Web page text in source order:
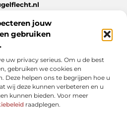
jouw
gebruiken
uw privacy serieus. Om u de best
gebruiken we cookies en
Deze helpen ons te begrijpen hoe u
wij deze kunnen verbeteren en u
kunnen bieden. Voor meer
raadplegen.
bieden heeft.